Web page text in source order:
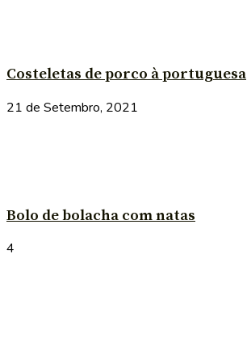
Costeletas de porco à portuguesa
21 de Setembro, 2021
Bolo de bolacha com natas
4